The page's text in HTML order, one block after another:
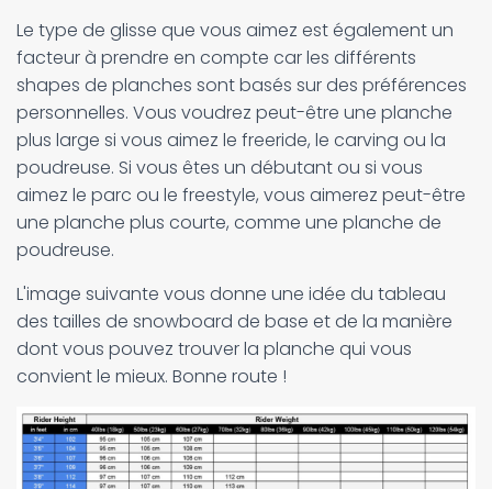
Le type de glisse que vous aimez est également un
facteur à prendre en compte car les différents
shapes de planches sont basés sur des préférences
personnelles. Vous voudrez peut-être une planche
plus large si vous aimez le freeride, le carving ou la
poudreuse. Si vous êtes un débutant ou si vous
aimez le parc ou le freestyle, vous aimerez peut-être
une planche plus courte, comme une planche de
poudreuse.
L'image suivante vous donne une idée du tableau
des tailles de snowboard de base et de la manière
dont vous pouvez trouver la planche qui vous
convient le mieux. Bonne route !